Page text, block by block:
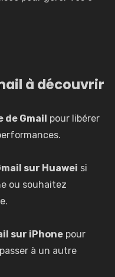
à découvrir
Gmail pour libérer
sur Huawei si
ou souhaitez
sur iPhone pour
à un autre